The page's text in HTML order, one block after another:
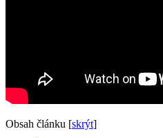
Obsah článku [skrýt]